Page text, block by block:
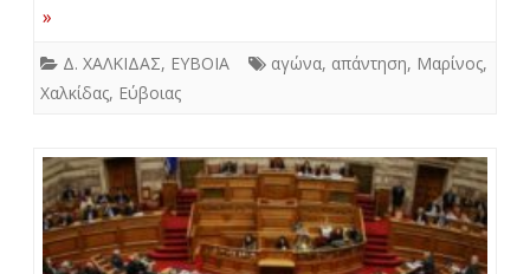
»
Δ. ΧΑΛΚΙΔΑΣ, ΕΥΒΟΙΑ αγώνα, απάντηση, Μαρίνος,
Χαλκίδας, Εύβοιας